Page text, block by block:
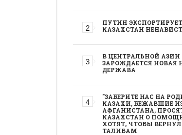
ПУТИН
КАЗАХСТАН
В ЦЕНТРАЛЬНОЙ АЗИИ
ЗАРОЖДАЕТСЯ НОВАЯ
ДЕРЖАВА
"ЗАБЕРИТЕ НАС НА
КАЗАХИ, БЕЖАВШИЕ
АФГАНИСТАНА,
КАЗАХСТАН О
ХОТЯТ, ЧТОБЫ
ТАЛИБАМ